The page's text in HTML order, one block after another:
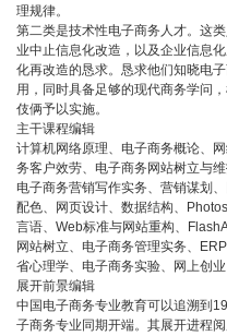
理规律。
第二类是技术性电子商务人才。这
业中止信息化改造，以及企业信息
化再改造的恳求。恳求他们知晓电
用，同时具备足够的现代商务学问
伎俩予以实施。
主干课程编辑
计算机网络原理、电子商务概论、
务客户效劳、电子商务网站树立与
电子商务营销写作实务、营销谋划
配色、网页设计、数据结构、
言语、Web标准与网站重构、
网站树立、电子商务管理实务、
省心理学、电子商务实验、网上创
展开前景编辑
中国电子商务专业教育可以追溯到
子商务专业同期开端。其展开进程